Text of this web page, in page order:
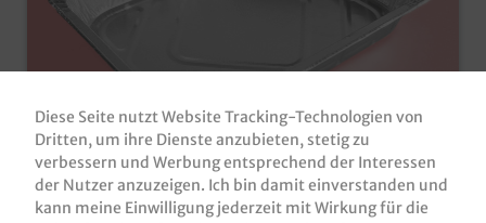
Alu Behälter 1/2GN 2100ml
324x264x43mm 300St
Diese Seite nutzt Website Tracking-Technologien von
Dritten, um ihre Dienste anzubieten, stetig zu
verbessern und Werbung entsprechend der Interessen
der Nutzer anzuzeigen. Ich bin damit einverstanden und
kann meine Einwilligung jederzeit mit Wirkung für die